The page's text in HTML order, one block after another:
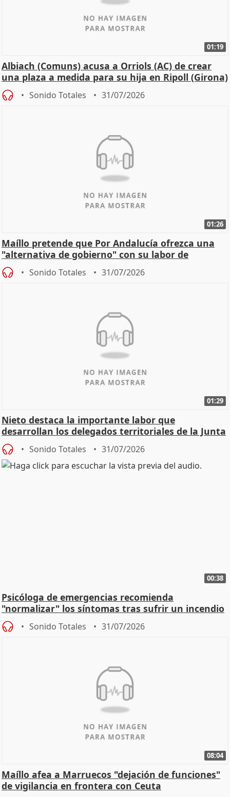
01:19
Albiach (Comuns) acusa a Orriols (AC) de crear
una plaza a medida para su hija en Ripoll (Girona)
Sonido Totales 31/07/2026
01:26
Maíllo pretende que Por Andalucía ofrezca una
"alternativa de gobierno" con su labor de
oposición
Sonido Totales 31/07/2026
01:29
Nieto destaca la importante labor que
desarrollan los delegados territoriales de la Junta
Sonido Totales 31/07/2026
00:38
Psicóloga de emergencias recomienda
"normalizar" los síntomas tras sufrir un incendio
Sonido Totales 31/07/2026
08:04
Maíllo afea a Marruecos "dejación de funciones"
de vigilancia en frontera con Ceuta